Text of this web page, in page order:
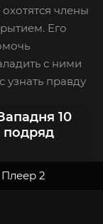
члены
Его
с ними
узнать правду
10
подряд
Плеер 2